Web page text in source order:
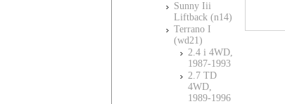
Sunny Iii
Liftback (n14)
Terrano I
(wd21)
2.4 i 4WD,
1987-1993
2.7 TD
4WD,
1989-1996